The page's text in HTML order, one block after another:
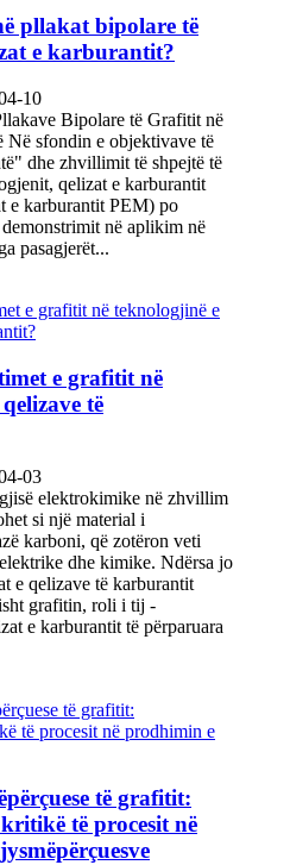
pllakat bipolare të
e karburantit?
10
Bipolare të Grafitit në
Në sfondin e objektivave të
dhe zhvillimit të shpejtë të
qelizat e karburantit
e karburantit PEM) po
në aplikim në
pasagjerët...
e grafitit në
të
03
elektrokimike në zhvillim
si një material i
karboni, që zotëron veti
dhe kimike. Ndërsa jo
e qelizave të karburantit
grafitin, roli i tij -
e karburantit të përparuara
të grafitit:
të procesit në